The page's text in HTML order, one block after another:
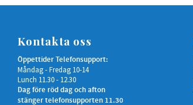
Kontakta oss
Öppettider Telefonsupport:
Måndag - Fredag 10-14
Lunch 11.30 - 12.30
Dag före röd dag och afton
stänger telefonsupporten 11.30